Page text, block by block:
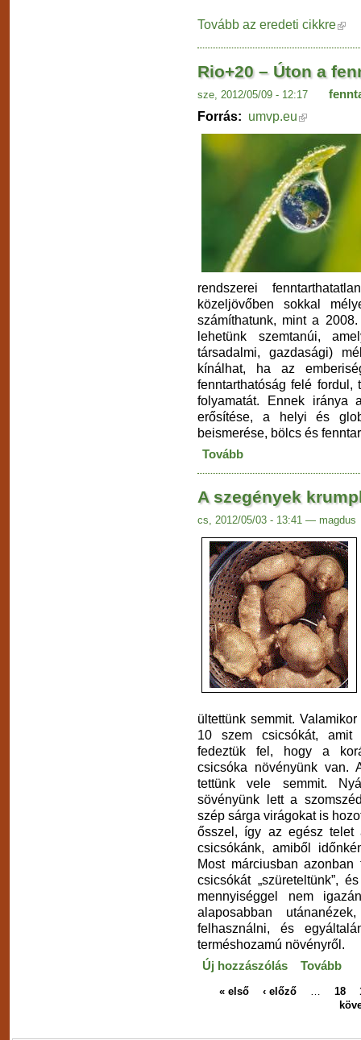
Tovább az eredeti cikkre
Rio+20 – Úton a
sze, 2012/05/09 - 12:17
Forrás: umvp.eu
rendszerei
közeljövőben sokkal
számíthatunk, mint a
lehetünk szemtanúi,
társadalmi, gazdasági)
kínálhat, ha az
fenntarthatóság felé fordul,
folyamatát. Ennek iránya
erősítése, a helyi és
beismerése, bölcs és
Tovább
A szegények
cs, 2012/05/03 - 13:41 — magdus
ültettünk semmit.
10 szem csicsókát, amit
fedeztük fel, hogy a
csicsóka növényünk van.
tettünk vele semmit.
sövényünk lett a
szép sárga virágokat is
ősszel, így az egész
csicsókánk, amiből
Most márciusban
csicsókát „szüreteltünk”,
mennyiséggel nem
alaposabban
felhasználni, és
terméshozamú növényről.
Új hozzászólás Tovább
« első ‹ előző 18